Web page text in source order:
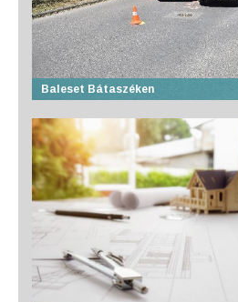
Baleset Bátaszéken